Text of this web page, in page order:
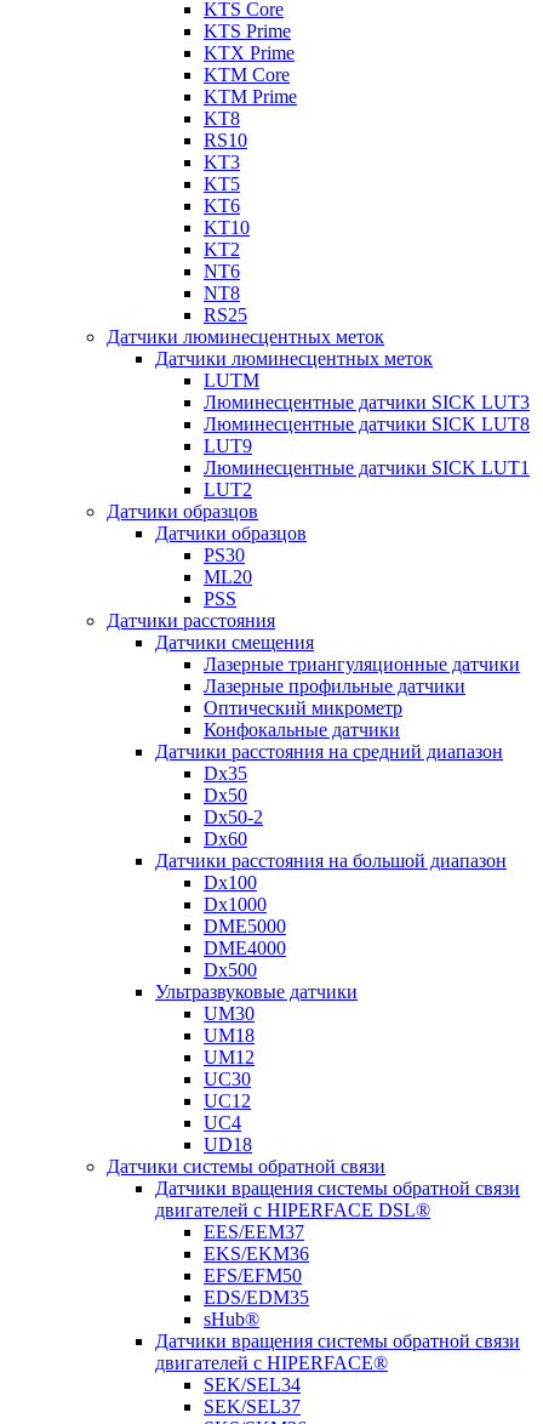
KTS Core
KTS Prime
KTX Prime
KTM Core
KTM Prime
KT8
RS10
KT3
KT5
KT6
KT10
KT2
NT6
NT8
RS25
Датчики люминесцентных меток
Датчики люминесцентных меток
LUTM
Люминесцентные датчики SICK LUT3
Люминесцентные датчики SICK LUT8
LUT9
Люминесцентные датчики SICK LUT1
LUT2
Датчики образцов
Датчики образцов
PS30
ML20
PSS
Датчики расстояния
Датчики смещения
Лазерные триангуляционные датчики
Лазерные профильные датчики
Оптический микрометр
Конфокальные датчики
Датчики расстояния на средний диапазон
Dx35
Dx50
Dx50-2
Dx60
Датчики расстояния на большой диапазон
Dx100
Dx1000
DME5000
DME4000
Dx500
Ультразвуковые датчики
UM30
UM18
UM12
UC30
UC12
UC4
UD18
Датчики системы обратной связи
Датчики вращения системы обратной связи
двигателей с HIPERFACE DSL®
EES/EEM37
EKS/EKM36
EFS/EFM50
EDS/EDM35
sHub®
Датчики вращения системы обратной связи
двигателей с HIPERFACE®
SEK/SEL34
SEK/SEL37